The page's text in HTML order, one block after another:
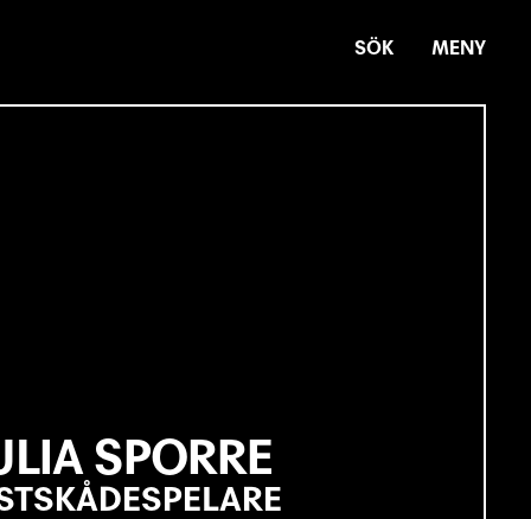
SÖK MENY
SPORRE